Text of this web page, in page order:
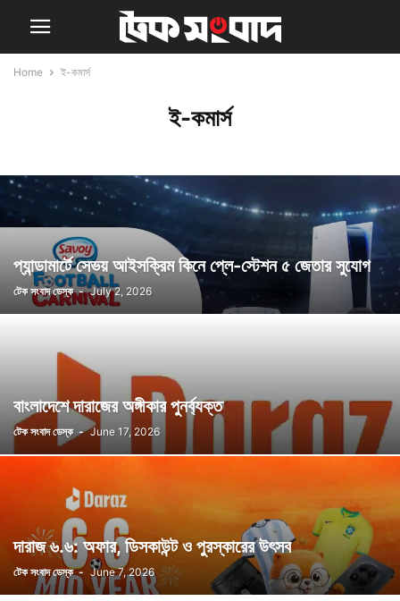
Home ই-কমার্স
ই-কমার্স
প্যান্ডামার্টে সেভয় আইসক্রিম কিনে প্লে-স্টেশন ৫ জেতার সুযোগ
টেক সংবাদ ডেস্ক - July 2, 2026
বাংলাদেশে দারাজের অঙ্গীকার পুনর্ব্যক্ত
টেক সংবাদ ডেস্ক - June 17, 2026
দারাজ ৬.৬: অফার, ডিসকাউন্ট ও পুরস্কারের উৎসব
টেক সংবাদ ডেস্ক - June 7, 2026